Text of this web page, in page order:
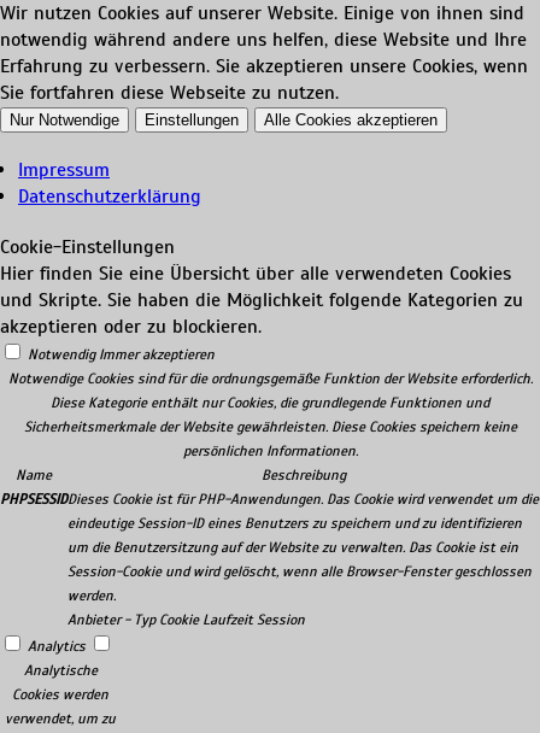
Wir nutzen Cookies auf unserer Website. Einige von ihnen sind
notwendig während andere uns helfen, diese Website und Ihre
Erfahrung zu verbessern. Sie akzeptieren unsere Cookies, wenn
Sie fortfahren diese Webseite zu nutzen.
Nur Notwendige Einstellungen Alle Cookies akzeptieren
Impressum
Datenschutzerklärung
Cookie-Einstellungen
Hier finden Sie eine Übersicht über alle verwendeten Cookies
und Skripte. Sie haben die Möglichkeit folgende Kategorien zu
akzeptieren oder zu blockieren.
Notwendig Immer akzeptieren
Notwendige Cookies sind für die ordnungsgemäße Funktion der Website erforderlich.
Diese Kategorie enthält nur Cookies, die grundlegende Funktionen und
Sicherheitsmerkmale der Website gewährleisten. Diese Cookies speichern keine
persönlichen Informationen.
Name
Beschreibung
PHPSESSIDDieses Cookie ist für PHP-Anwendungen. Das Cookie wird verwendet um die
eindeutige Session-ID eines Benutzers zu speichern und zu identifizieren
um die Benutzersitzung auf der Website zu verwalten. Das Cookie ist ein
Session-Cookie und wird gelöscht, wenn alle Browser-Fenster geschlossen
werden.
Anbieter - Typ Cookie Laufzeit Session
Analytics
Analytische
Cookies werden
verwendet, um zu